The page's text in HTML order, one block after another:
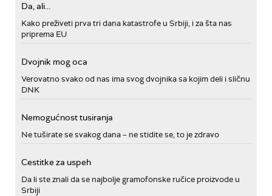
Da, ali...
Kako preživeti prva tri dana katastrofe u Srbiji, i za šta nas
priprema EU
Dvojnik mog oca
Verovatno svako od nas ima svog dvojnika sa kojim deli i sličnu
DNK
Nemogućnost tusiranja
Ne tuširate se svakog dana – ne stidite se, to je zdravo
Cestitke za uspeh
Da li ste znali da se najbolje gramofonske ručice proizvode u
Srbiji